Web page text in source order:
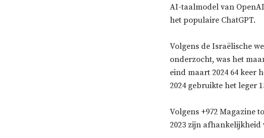
AI-taalmodel van
het populaire ChatGPT.
Volgens de Israëlische
onderzocht, was het
eind maart 2024 64 keer
2024 gebruikte het leger
Volgens +972 Magazine
2023 zijn